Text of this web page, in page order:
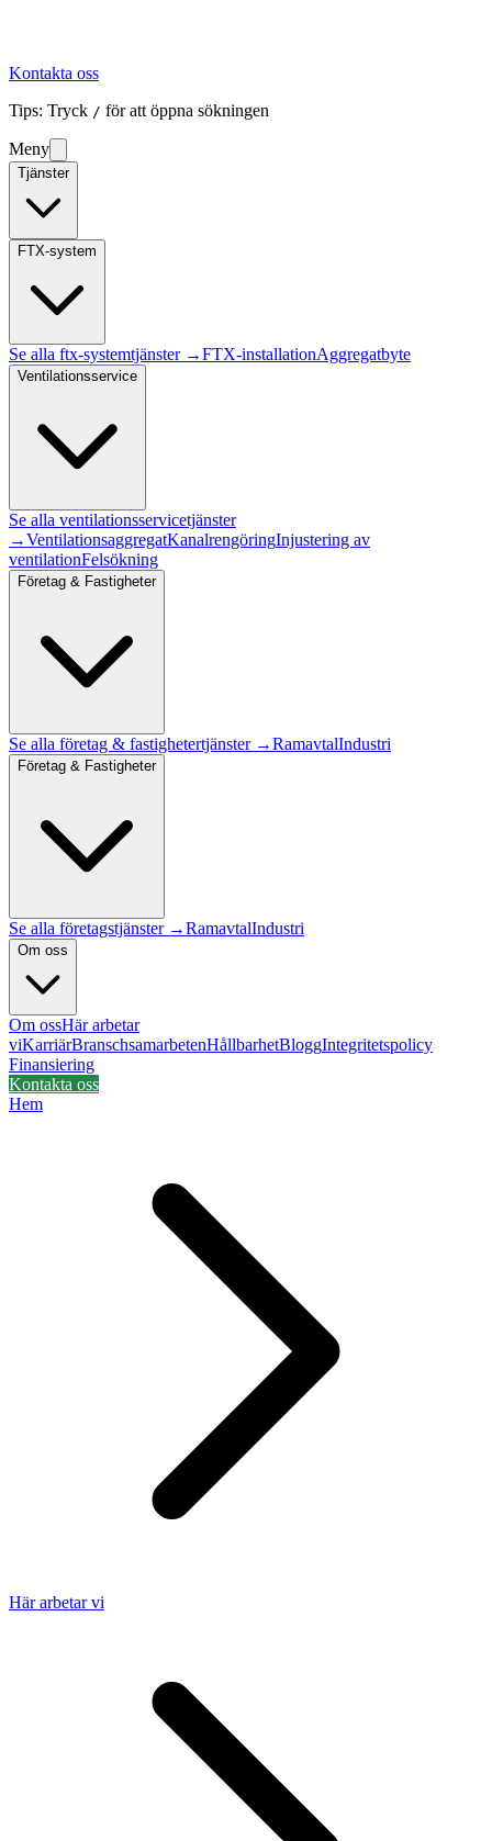
Kontakta oss
Tips: Tryck / för att öppna sökningen
Meny
Tjänster
FTX-system
Se alla ftx-systemtjänster →FTX-installationAggregatbyte
Ventilationsservice
Se alla ventilationsservicetjänster
→VentilationsaggregatKanalrengöringInjustering av
ventilationFelsökning
Företag & Fastigheter
Se alla företag & fastighetertjänster →RamavtalIndustri
Företag & Fastigheter
Se alla företagstjänster →RamavtalIndustri
Om oss
Om ossHär arbetar
viKarriärBranschsamarbetenHållbarhetBloggIntegritetspolicy
Finansiering
Kontakta oss
Hem
Här arbetar vi